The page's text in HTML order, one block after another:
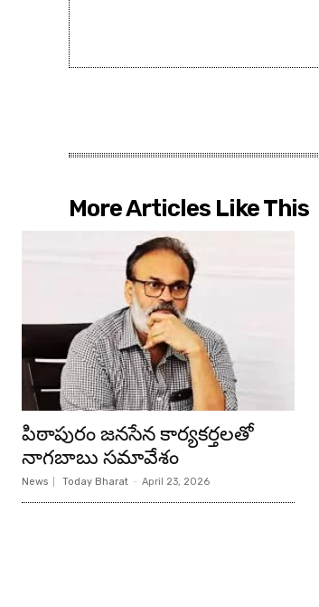
More Articles Like This
పిఠాపురం జనసేన కార్యకర్తలతో
నాగబాబు సమావేశం
News Today Bharat - April 23, 2026